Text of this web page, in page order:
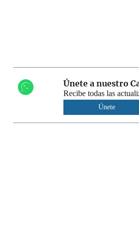
Únete a nuestro
Recibe todas las
Únete